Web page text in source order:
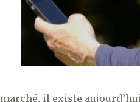
il existe